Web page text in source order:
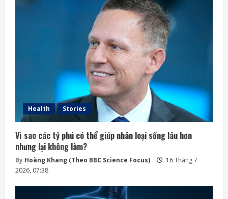
Health Stories
Vì sao các tỷ phú có thể giúp nhân loại sống lâu hơn
nhưng lại không làm?
By Hoàng Khang (Theo BBC Science Focus)
16 Tháng 7
2026, 07:38